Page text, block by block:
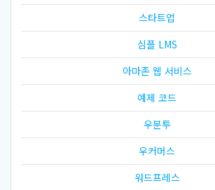
스타트업
심플 LMS
아마존 웹 서비스
예제 코드
우분투
우커머스
워드프레스